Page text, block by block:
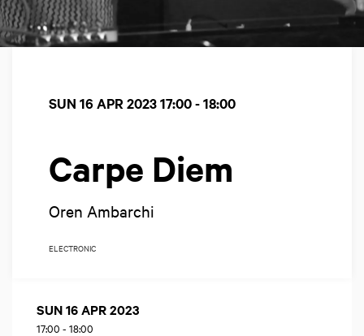
Carpe Diem
Oren Ambarchi
SUN 16 APR 202317:00 - 18:00
ELECTRONIC
SUN 16 APR 2023
17:00 - 18:00